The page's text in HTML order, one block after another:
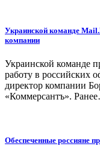
Украинской команде
компании
Украинской команде
работу в российских
директор компании
«Коммерсантъ».
Обеспеченные россияне